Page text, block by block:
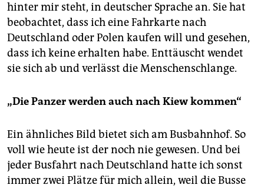
hinter mir steht, in deutscher Sprache an. Sie hat
beobachtet, dass ich eine Fahrkarte nach
Deutschland oder Polen kaufen will und gesehen,
dass ich keine erhalten habe. Enttäuscht wendet
sie sich ab und verlässt die Menschenschlange.
„Die Panzer werden auch nach Kiew kommen“
Ein ähnliches Bild bietet sich am Busbahnhof. So
voll wie heute ist der noch nie gewesen. Und bei
jeder Busfahrt nach Deutschland hatte ich sonst
immer zwei Plätze für mich allein, weil die Busse